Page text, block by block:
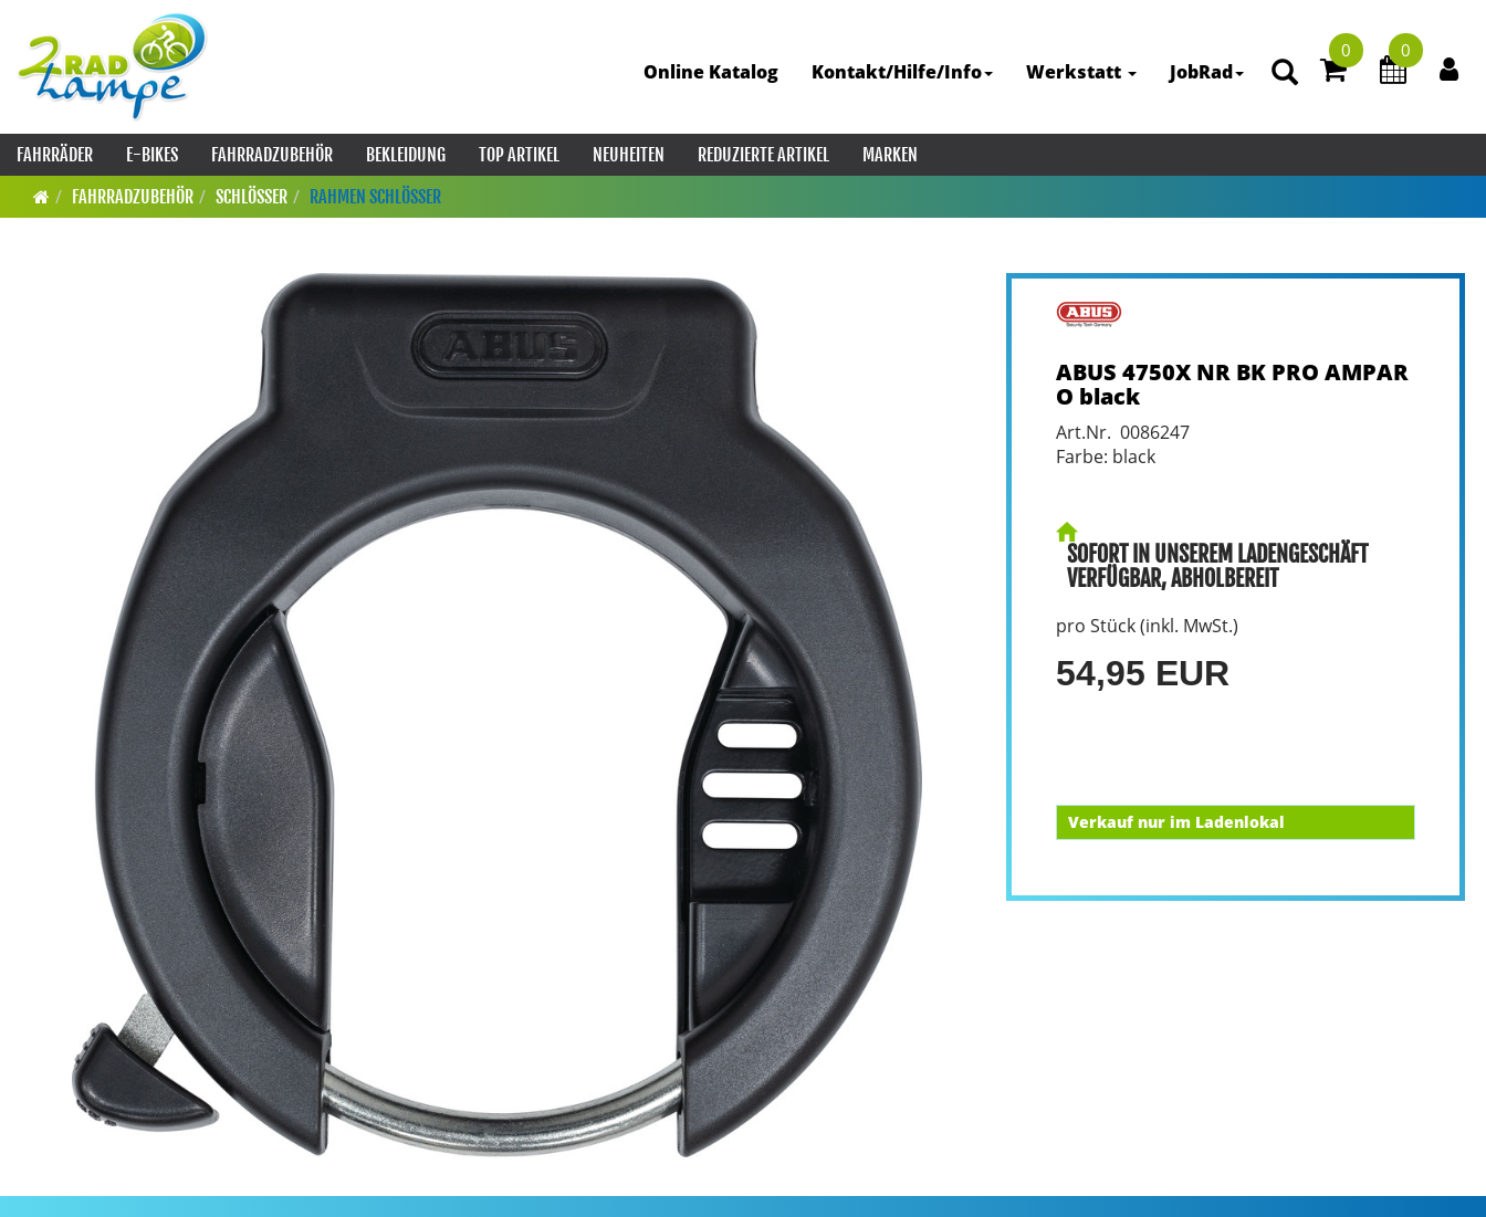
0 0
Online Katalog Kontakt/Hilfe/Info Werkstatt JobRad
FAHRRÄDER E-BIKES FAHRRADZUBEHÖR BEKLEIDUNG TOP ARTIKEL NEUHEITEN REDUZIERTE ARTIKEL
MARKEN
FAHRRADZUBEHÖR
SCHLÖSSER RAHMEN SCHLÖSSER
ABUS 4750X NR BK PRO AMPAR
O black
Art.Nr. 0086247
Farbe: black
SOFORT IN UNSEREM LADENGESCHÄFT
VERFÜGBAR, ABHOLBEREIT
pro Stück (inkl. MwSt.)
54,95 EUR
Verkauf nur im Ladenlokal